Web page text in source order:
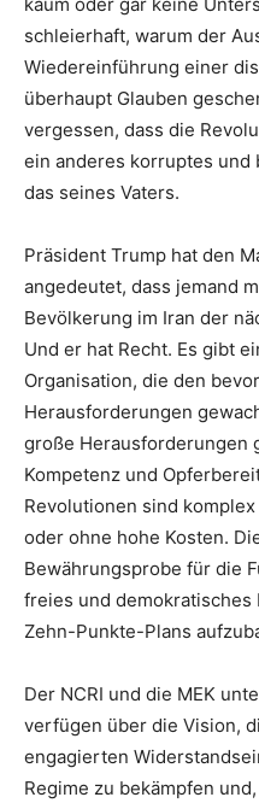
schleierhaft, warum der
Wiedereinführung einer
überhaupt Glauben
vergessen, dass die
ein anderes korruptes und
das seines Vaters.
Präsident Trump hat den
angedeutet, dass jemand
Bevölkerung im Iran der
Und er hat Recht. Es gibt
Organisation, die den
Herausforderungen
große Herausforderungen
Kompetenz und
Revolutionen sind
oder ohne hohe Kosten.
Bewährungsprobe für die
freies und demokratisches
Zehn-Punkte-Plans
Der NCRI und die MEK
verfügen über die Vision,
engagierten
Regime zu bekämpfen